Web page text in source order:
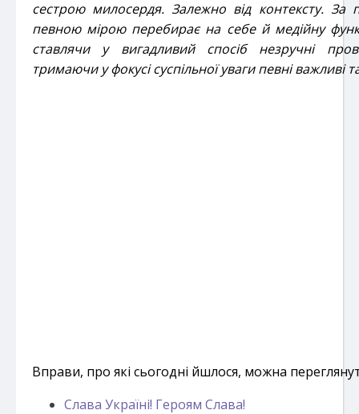
сестрою милосердя. Залежно від контексту. За
певною мірою перебирає на себе й медійну
ставлячи у вигадливий спосіб незручні
тримаючи у фокусі суспільної уваги певні важливі
Вправи, про які сьогодні йшлося, можна
Слава Україні! Героям Слава!